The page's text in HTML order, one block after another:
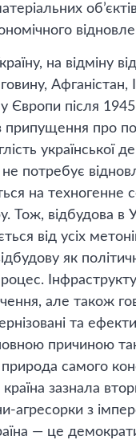
на відміну
Афганістан,
Європи після
припущення про
української
потребує
на техногенне
Тож, відбудова в
від усіх
як
але також
та
причиною
самого
зазнала
агресорки з
— це